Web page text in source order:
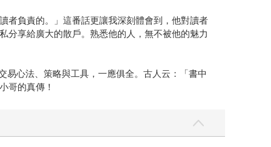
者負責的。」這番話更讓我深刻體會到，他對讀者
分享給廣大的散戶。熟悉他的人，無不被他的魅力
心法、策略與工具，一應俱全。古人云：「書中
哥的真傳！